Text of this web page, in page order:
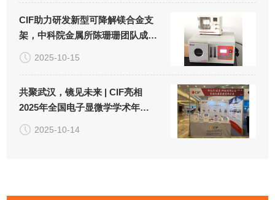
CIF助力研发新型可降解镁合金支
架，中科院金属所陈珊珊团队成果
荣登《生物材料》！
2025-10-15
共聚武汉，镜见未来 | CIF亮相
2025年全国电子显微学学术年
会！
2025-10-14